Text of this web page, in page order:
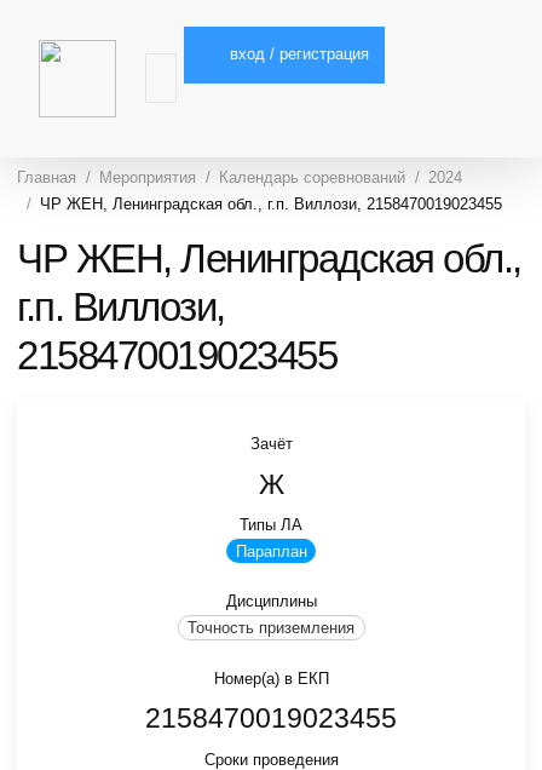
вход / регистрация
Главная Мероприятия Календарь соревнований
2024
ЧР ЖЕН, Ленинградская обл., г.п. Виллози, 2158470019023455
ЧР ЖЕН, Ленинградская обл.,
г.п. Виллози,
2158470019023455
Зачёт
Ж
Типы ЛА
Параплан
Дисциплины
Точность приземления
Номер(а) в ЕКП
2158470019023455
Сроки проведения